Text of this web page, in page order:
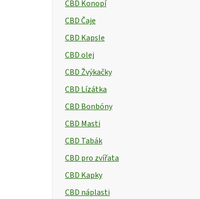
CBD Konopí
CBD Čaje
CBD Kapsle
CBD olej
CBD Žvýkačky
CBD Lízátka
CBD Bonbóny
CBD Masti
CBD Tabák
CBD pro zvířata
CBD Kapky
CBD náplasti